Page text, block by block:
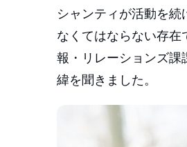
シャンティが活動を
なくてはならない存
報・リレーションズ課
緯を聞きました。